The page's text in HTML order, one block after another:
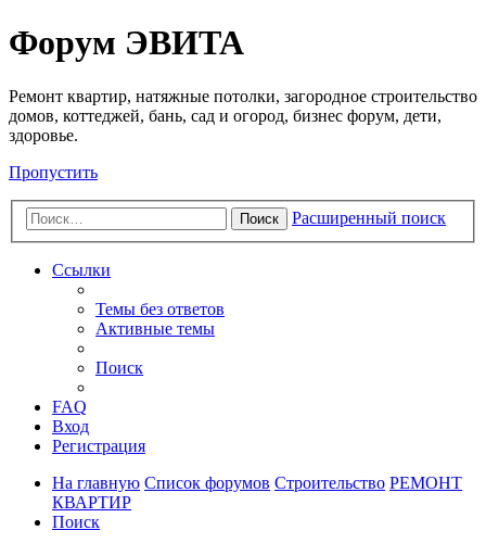
Регистрация
Форум ЭВИТА
Ремонт квартир, натяжные потолки, загородное строительство
домов, коттеджей, бань, сад и огород, бизнес форум, дети,
здоровье.
Пропустить
Поиск Расширенный поиск
Ссылки
Темы без ответов
Активные темы
Поиск
FAQ
Вход
Регистрация
На главную Список форумов Строительство РЕМОНТ
КВАРТИР
Поиск